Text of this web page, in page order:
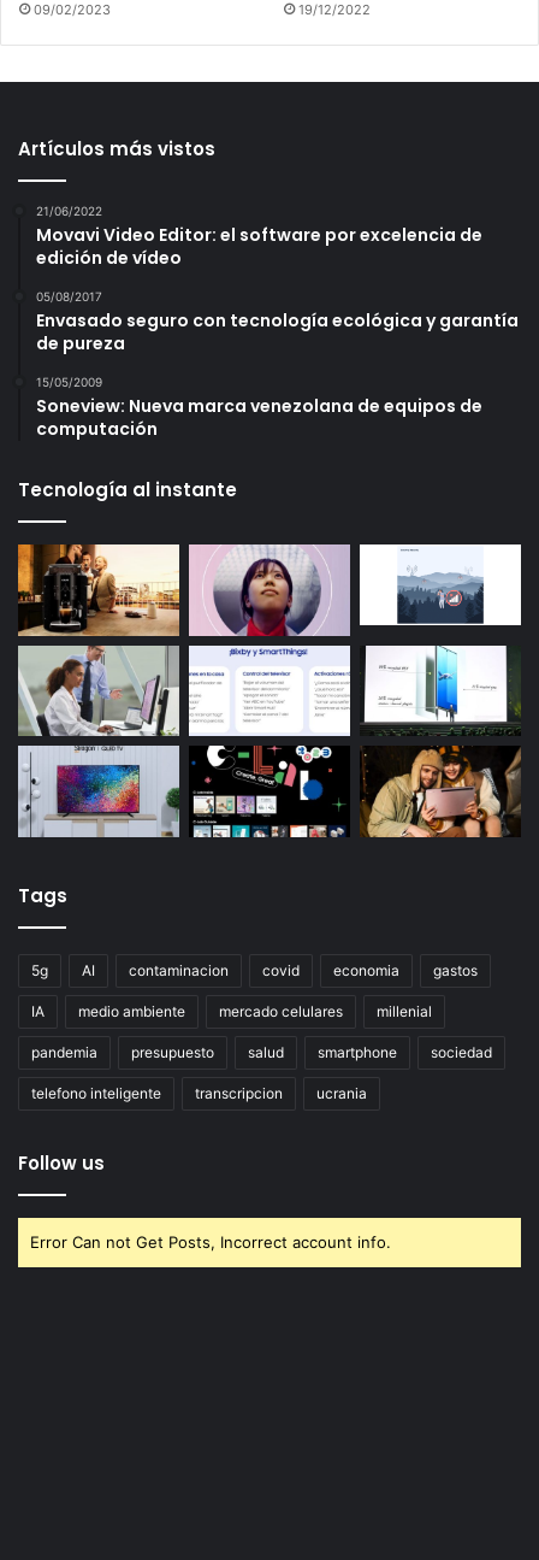
09/02/2023 19/12/2022
Artículos más vistos
21/06/2022
Movavi Video Editor: el software por excelencia de
edición de vídeo
05/08/2017
Envasado seguro con tecnología ecológica y garantía
de pureza
15/05/2009
Soneview: Nueva marca venezolana de equipos de
computación
Tecnología al instante
Tags
5g AI contaminacion covid economia gastos
IA medio ambiente mercado celulares millenial
pandemia presupuesto salud smartphone sociedad
telefono inteligente transcripcion ucrania
Follow us
Error Can not Get Posts, Incorrect account info.